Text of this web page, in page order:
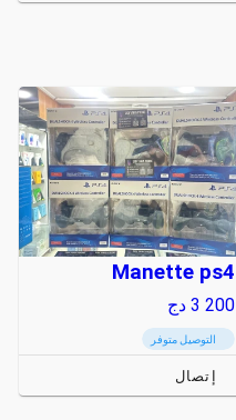
Manette ps4
3 200 دج
التوصيل متوفر
إتصال